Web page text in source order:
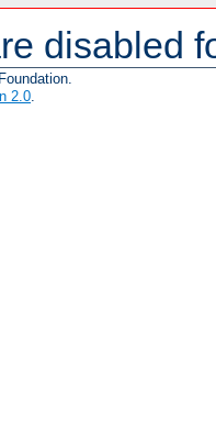
disabled
2.0.